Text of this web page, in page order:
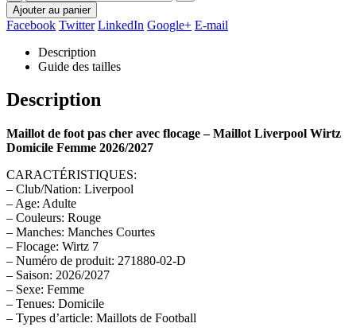
Ajouter au panier
Facebook Twitter LinkedIn Google+ E-mail
Description
Guide des tailles
Description
Maillot de foot pas cher avec flocage – Maillot Liverpool Wirtz
Domicile Femme 2026/2027
CARACTÉRISTIQUES:
– Club/Nation: Liverpool
– Age: Adulte
– Couleurs: Rouge
– Manches: Manches Courtes
– Flocage: Wirtz 7
– Numéro de produit: 271880-02-D
– Saison: 2026/2027
– Sexe: Femme
– Tenues: Domicile
– Types d’article: Maillots de Football